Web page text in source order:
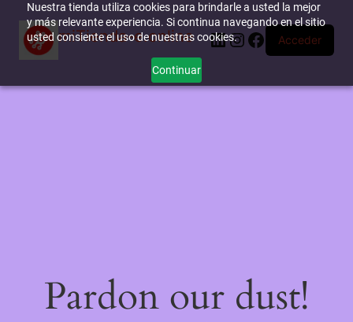
Nuestra tienda utiliza cookies para brindarle a usted la mejor
y más relevante experiencia. Si continua navegando en el sitio
usted consiente el uso de nuestras cookies.
Continuar
miTienda-e.online LinkedIn
Instagram
Facebook
Acceder
Pardon our dust!